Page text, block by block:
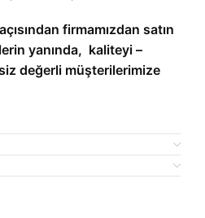
firmamızdan satın
yanında, kaliteyi –
değerli müşterilerimize